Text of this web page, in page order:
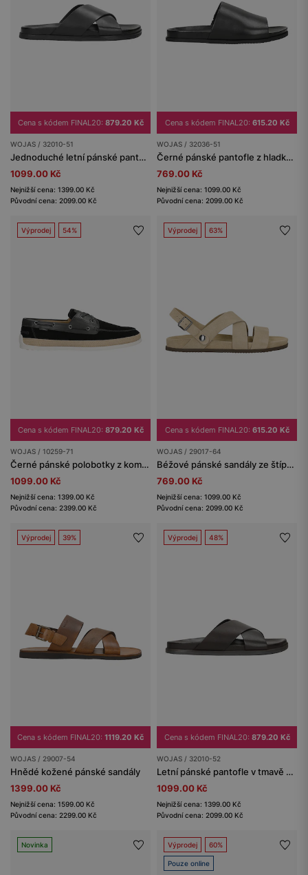
Cena s kódem FINAL20: 879.20 Kč
WOJAS / 32010-51
Jednoduché letní pánské pantofle z černé kůže
1099.00 Kč
Nejnižší cena: 1399.00 Kč
Původní cena: 2099.00 Kč
Cena s kódem FINAL20: 615.20 Kč
WOJAS / 32036-51
Černé pánské pantofle z hladké lícové kůže
769.00 Kč
Nejnižší cena: 1099.00 Kč
Původní cena: 2099.00 Kč
Výprodej 54%
Cena s kódem FINAL20: 879.20 Kč
WOJAS / 10259-71
Černé pánské polobotky z kombinované kůže
1099.00 Kč
Nejnižší cena: 1399.00 Kč
Původní cena: 2399.00 Kč
Výprodej 63%
Cena s kódem FINAL20: 615.20 Kč
WOJAS / 29017-64
Béžové pánské sandály ze štípenky
769.00 Kč
Nejnižší cena: 1099.00 Kč
Původní cena: 2099.00 Kč
Výprodej 39%
Cena s kódem FINAL20: 1119.20 Kč
WOJAS / 29007-54
Hnědé kožené pánské sandály
1399.00 Kč
Nejnižší cena: 1599.00 Kč
Původní cena: 2299.00 Kč
Výprodej 48%
Cena s kódem FINAL20: 879.20 Kč
WOJAS / 32010-52
Letní pánské pantofle v tmavě hnědé barvě
1099.00 Kč
Nejnižší cena: 1399.00 Kč
Původní cena: 2099.00 Kč
Novinka Výprodej 60%
Pouze online